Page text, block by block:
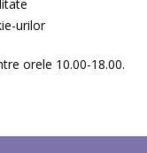
urilor
orele 10.00-18.00.